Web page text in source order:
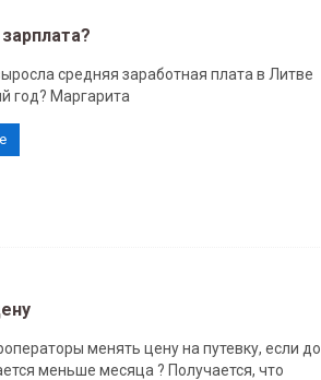
средняя заработная плата в Литве
год? Маргарита
менять цену на путевку, если до
меньше месяца ? Получается, что